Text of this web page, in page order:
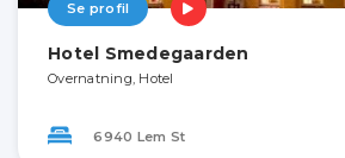
Se profil
Hotel Smedegaarden
Overnatning, Hotel
6940 Lem St